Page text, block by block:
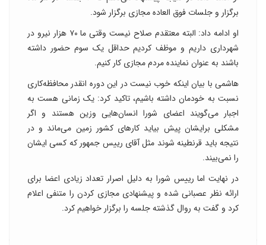
برگزار و جلسات فوق العاده مجازی برگزار شود.
او ادامه داد: البته معتقدم صلاح نیست وقتی ما ٧٠ هزار نیرو در
شهرداری داریم و موظف کردیم حداقل یک سوم حضور داشته
باشند به عنوان نماینده مردم مجازی کار کنیم.
هاشمی با بیان اینکه خوب نیست در این دوره انقدر محافظه‌کاری
نسبت به خودمان داشته باشیم، تاکید کرد: یک زمانی هست به
اجبار می‌گویند اعضای شورا انسان‌هایی وزین هستند و اگر
مشکلی برایشان پیش بیاید کارهای کشور زمین می‌ماند و در
نتیجه باید قرنطینه شوند مثل آقای رییس جمهور که کسی ایشان
را نمی‌بیند.
در نهایت اما رییس شورا به دلیل اصرار تعداد زیادی اعضا برای
ارائه نظر عصبانی شده و پیشنهادی مجازی کردن را متنفی اعلام
کرد و گفت به روال گذشته جلسه را برگزار خواهیم کرد.